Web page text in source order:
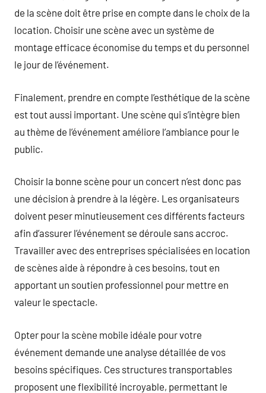
de la scène doit être prise en compte dans le choix de la
location. Choisir une scène avec un système de
montage efficace économise du temps et du personnel
le jour de l’événement.
Finalement, prendre en compte l’esthétique de la scène
est tout aussi important. Une scène qui s’intègre bien
au thème de l’événement améliore l’ambiance pour le
public.
Choisir la bonne scène pour un concert n’est donc pas
une décision à prendre à la légère. Les organisateurs
doivent peser minutieusement ces différents facteurs
afin d’assurer l’événement se déroule sans accroc.
Travailler avec des entreprises spécialisées en location
de scènes aide à répondre à ces besoins, tout en
apportant un soutien professionnel pour mettre en
valeur le spectacle.
Opter pour la scène mobile idéale pour votre
événement demande une analyse détaillée de vos
besoins spécifiques. Ces structures transportables
proposent une flexibilité incroyable, permettant le